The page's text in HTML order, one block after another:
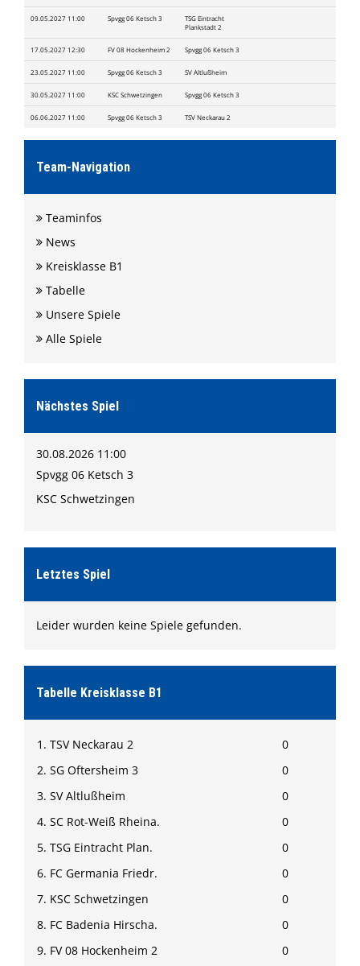
09.05.2027 11:00 Spvgg 06 Ketsch 3
TSG Eintracht
Plankstadt 2
17.05.2027 12:30 FV 08 Hockenheim 2 Spvgg 06 Ketsch 3
23.05.2027 11:00 Spvgg 06 Ketsch 3 SV Altlußheim
30.05.2027 11:00 KSC Schwetzingen Spvgg 06 Ketsch 3
06.06.2027 11:00 Spvgg 06 Ketsch 3 TSV Neckarau 2
Team-Navigation
Teaminfos
News
Kreisklasse B1
Tabelle
Unsere Spiele
Alle Spiele
Nächstes Spiel
30.08.2026 11:00
Spvgg 06 Ketsch 3
KSC Schwetzingen
Letztes Spiel
Leider wurden keine Spiele gefunden.
Tabelle Kreisklasse B1
1. TSV Neckarau 2
0
2. SG Oftersheim 3
0
3. SV Altlußheim
0
4. SC Rot-Weiß Rheina.
0
5. TSG Eintracht Plan.
0
6. FC Germania Friedr.
0
7. KSC Schwetzingen
0
8. FC Badenia Hirscha.
0
9. FV 08 Hockenheim 2
0